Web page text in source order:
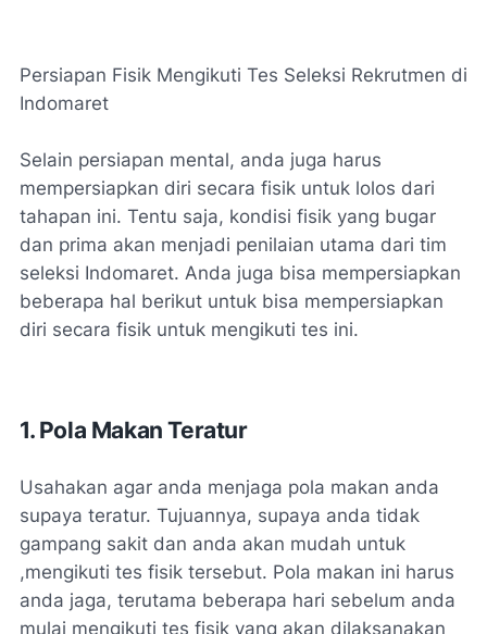
Persiapan Fisik Mengikuti Tes Seleksi Rekrutmen di
Indomaret
Selain persiapan mental, anda juga harus
mempersiapkan diri secara fisik untuk lolos dari
tahapan ini. Tentu saja, kondisi fisik yang bugar
dan prima akan menjadi penilaian utama dari tim
seleksi Indomaret. Anda juga bisa mempersiapkan
beberapa hal berikut untuk bisa mempersiapkan
diri secara fisik untuk mengikuti tes ini.
1. Pola Makan Teratur
Usahakan agar anda menjaga pola makan anda
supaya teratur. Tujuannya, supaya anda tidak
gampang sakit dan anda akan mudah untuk
,mengikuti tes fisik tersebut. Pola makan ini harus
anda jaga, terutama beberapa hari sebelum anda
mulai mengikuti tes fisik yang akan dilaksanakan